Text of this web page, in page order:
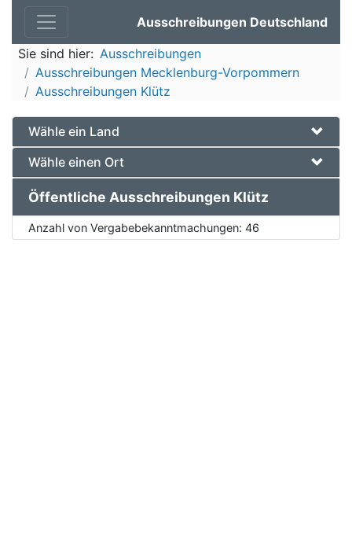
Ausschreibungen Deutschland
Sie sind hier: Ausschreibungen
Ausschreibungen Mecklenburg-Vorpommern
Ausschreibungen Klütz
Wähle ein Land
Wähle einen Ort
Öffentliche Ausschreibungen Klütz
Anzahl von Vergabebekanntmachungen: 46